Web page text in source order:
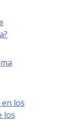
los
los